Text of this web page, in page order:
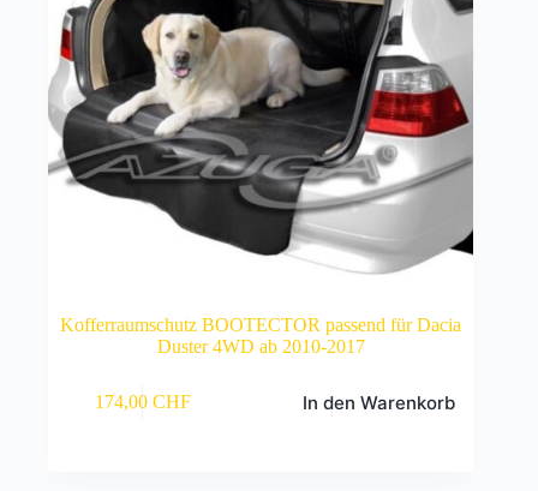
Kofferraumschutz BOOTECTOR passend für Dacia
Duster 4WD ab 2010-2017
174,00 CHF In den Warenkorb